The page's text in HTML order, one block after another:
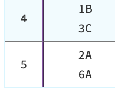
4
1B
3C
5
2A
6A